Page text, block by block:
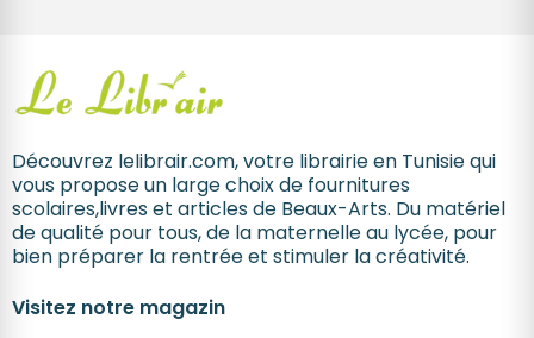
Découvrez lelibrair.com, votre librairie en Tunisie qui
vous propose un large choix de fournitures
scolaires,livres et articles de Beaux-Arts. Du matériel
de qualité pour tous, de la maternelle au lycée, pour
bien préparer la rentrée et stimuler la créativité.
Visitez notre magazin